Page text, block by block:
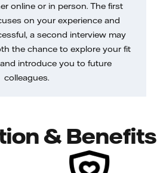
online or in person. The first
on your experience and
a second interview may
the chance to explore your fit
introduce you to future
colleagues.
& Benefits